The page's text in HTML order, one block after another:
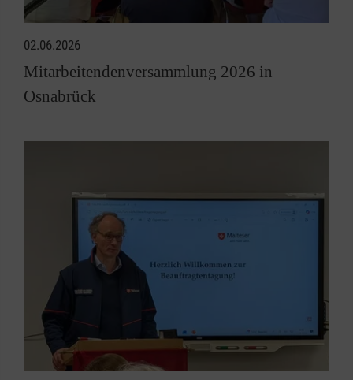
02.06.2026
Mitarbeitendenversammlung 2026 in
Osnabrück